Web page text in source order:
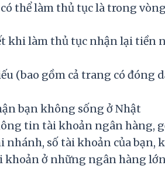
thể làm thủ tục là trong
khi làm thủ tục nhận lại tiền
(bao gồm cả trang có đóng
bạn không sống ở Nhật
tin tài khoản ngân hàng,
nhánh, số tài khoản của bạn,
khoản ở những ngân hàng